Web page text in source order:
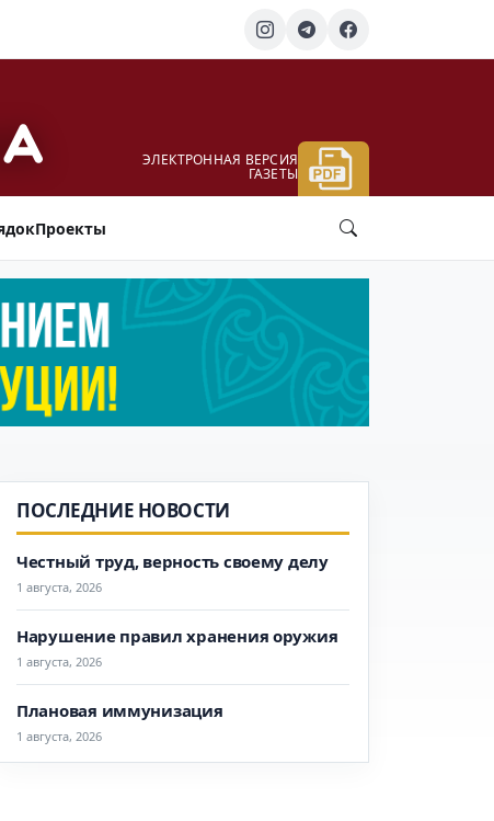
ЭЛЕКТРОННАЯ ВЕРСИЯ
ГАЗЕТЫ
Проекты
ПОСЛЕДНИЕ НОВОСТИ
Честный труд, верность своему делу
1 августа, 2026
Нарушение правил хранения оружия
1 августа, 2026
Плановая иммунизация
1 августа, 2026